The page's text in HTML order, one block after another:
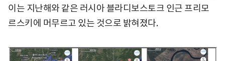
이는 지난해와 같은 러시아 블라디보스토크 인근 프리모
르스키에 머무르고 있는 것으로 밝혀졌다.